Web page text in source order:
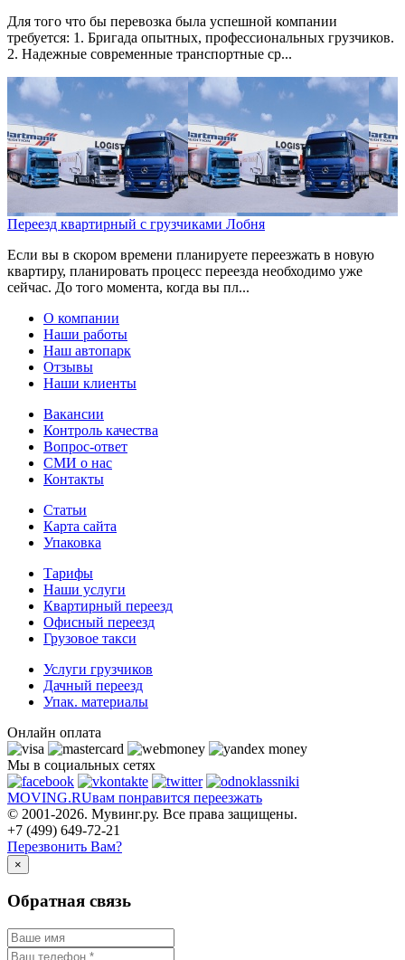
Для того что бы перевозка была успешной компании
требуется: 1. Бригада опытных, профессиональных грузчиков.
2. Надежные современные транспортные ср...
Переезд квартирный с грузчиками Лобня
Если вы в скором времени планируете переезжать в новую
квартиру, планировать процесс переезда необходимо уже
сейчас. До того момента, когда вы пл...
О компании
Наши работы
Наш автопарк
Отзывы
Наши клиенты
Вакансии
Контроль качества
Вопрос-ответ
СМИ о нас
Контакты
Статьи
Карта сайта
Упаковка
Тарифы
Наши услуги
Квартирный переезд
Офисный переезд
Грузовое такси
Услуги грузчиков
Дачный переезд
Упак. материалы
Онлайн оплата
Мы в социальных сетях
MOVING.RUвам понравится переезжать
© 2001-2026. Мувинг.ру. Все права защищены.
+7 (499) 649-72-21
Перезвонить Вам?
×
Обратная связь